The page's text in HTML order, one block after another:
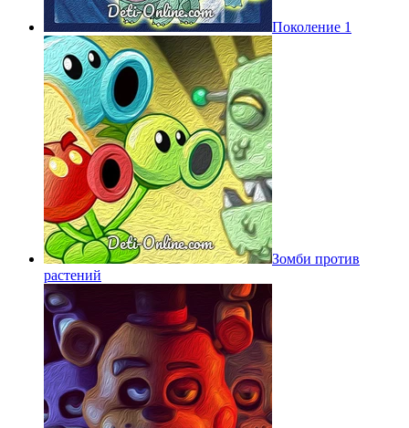
Поколение 1
Зомби против
растений